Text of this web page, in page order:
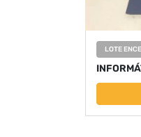
LOTE